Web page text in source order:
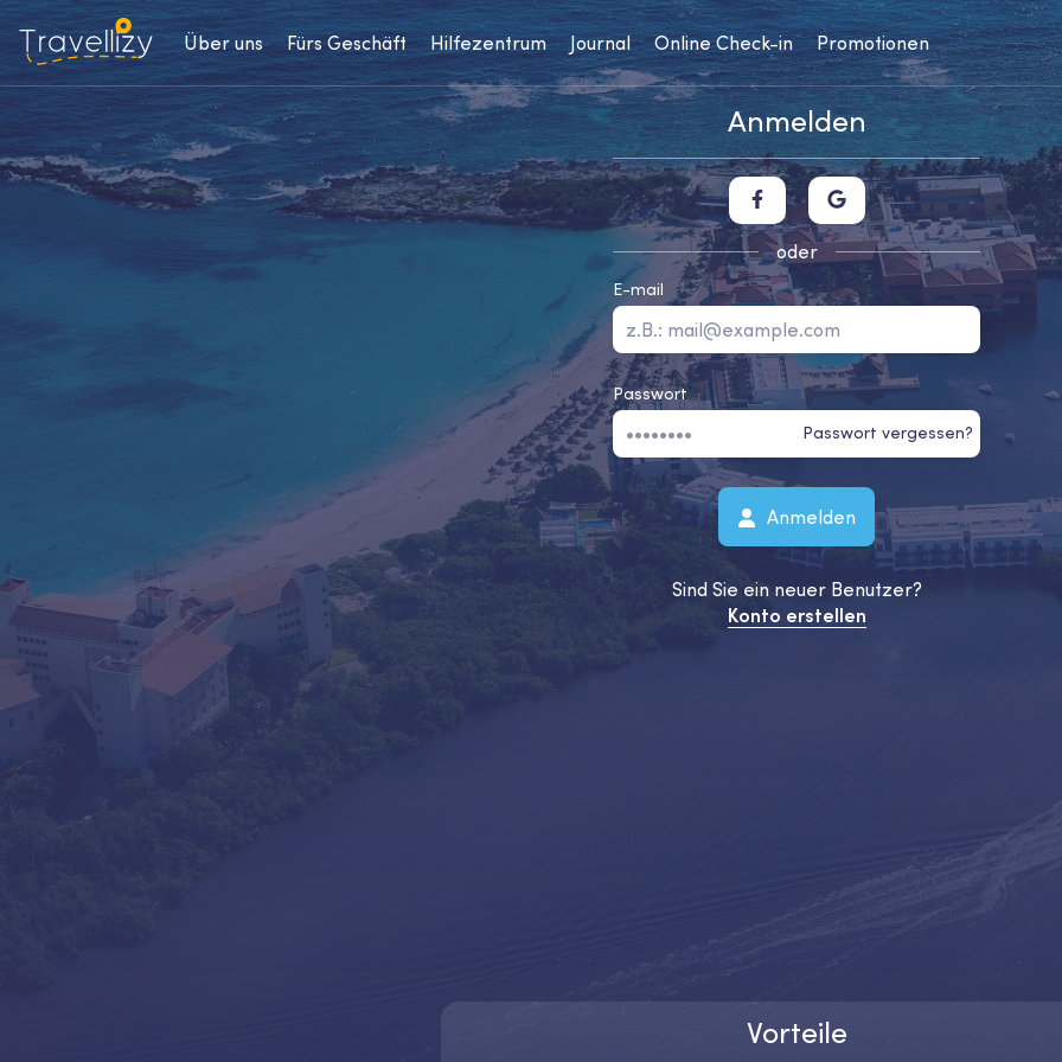
Über uns Fürs Geschäft Hilfezentrum Journal Online Check-in Promotionen
Anmelden
oder
E-mail
Passwort
Passwort vergessen?
Anmelden
Sind Sie ein neuer Benutzer?
Konto erstellen
Vorteile